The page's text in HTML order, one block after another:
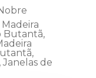
Butantã,
,
, Janelas de